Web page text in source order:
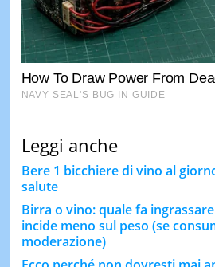
Leggi anche
Bere 1 bicchiere di vino al
salute
Birra o vino: quale fa
incide meno sul peso (se
moderazione)